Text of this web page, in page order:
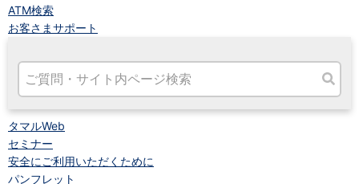
ATM検索
お客さまサポート
タマルWeb
セミナー
安全にご利用いただくために
パンフレット